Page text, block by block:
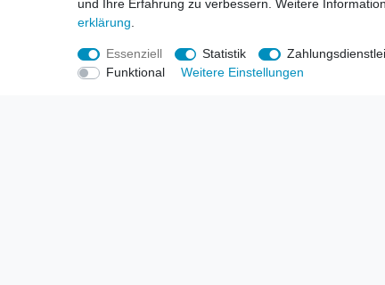
Zahlung
Versandkosten
Entsorgungs- & Umweltbestimmungen
Größentabellen
und Ihre Erfahrung zu verbessern. Weitere
erklärung
Essenziell Statistik
Funktional
Weitere Einstellungen